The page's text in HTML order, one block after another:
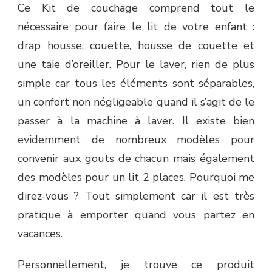
Ce Kit de couchage comprend tout le
nécessaire pour faire le lit de votre enfant :
drap housse, couette, housse de couette et
une taie d’oreiller. Pour le laver, rien de plus
simple car tous les éléments sont séparables,
un confort non négligeable quand il s’agit de le
passer à la machine à laver. Il existe bien
evidemment de nombreux modèles pour
convenir aux gouts de chacun mais également
des modèles pour un lit 2 places. Pourquoi me
direz-vous ? Tout simplement car il est très
pratique à emporter quand vous partez en
vacances.
Personnellement, je trouve ce produit